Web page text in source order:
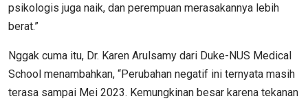
psikologis juga naik, dan perempuan merasakannya lebih
berat.”
Nggak cuma itu, Dr. Karen Arulsamy dari Duke-NUS Medical
School menambahkan, “Perubahan negatif ini ternyata masih
terasa sampai Mei 2023. Kemungkinan besar karena tekanan